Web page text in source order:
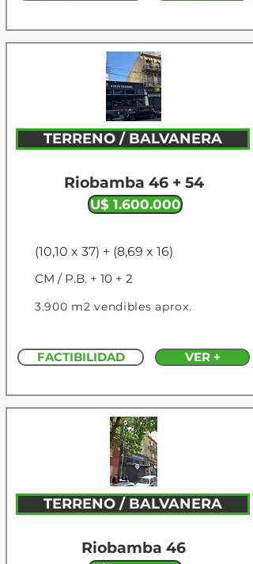
TERRENO / BALVANERA
Riobamba 46 + 54
U$ 1.600.000
(10,10 x 37) + (8,69 x 16)
CM / P.B. + 10 + 2
3.900 m2 vendibles aprox.
FACTIBILIDAD VER +
TERRENO / BALVANERA
Riobamba 46